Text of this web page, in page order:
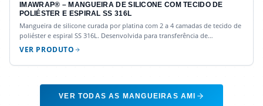
IMAWRAP® – MANGUEIRA DE SILICONE COM TECIDO DE
POLIÉSTER E ESPIRAL SS 316L
Mangueira de silicone curada por platina com 2 a 4 camadas de tecido de
poliéster e espiral SS 316L. Desenvolvida para transferência de
semilíquidos sob alta pressão.
VER PRODUTO
VER TODAS AS MANGUEIRAS AMI